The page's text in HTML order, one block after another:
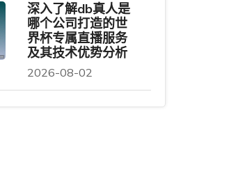
深入了解db真人是
哪个公司打造的世
界杯专属直播服务
及其技术优势分析
2026-08-02